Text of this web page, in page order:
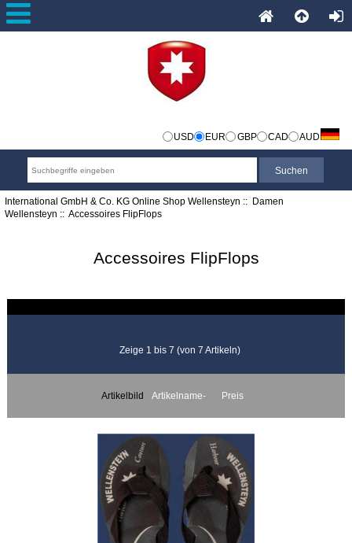
USD EUR GBP CAD AUD
International GmbH & Co. KG Online Shop Wellensteyn :: Damen
Wellensteyn :: Accessoires FlipFlops
Accessoires FlipFlops
Zeige 1 bis 7 (von 7 Artikeln)
Artikelbild Artikelname- Preis